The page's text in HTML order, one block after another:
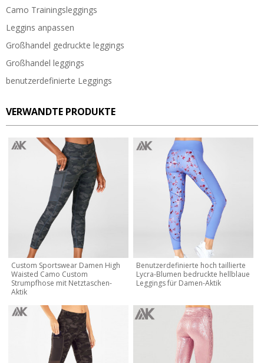
Camo Trainingsleggings
Leggins anpassen
Großhandel gedruckte leggings
Großhandel leggings
benutzerdefinierte Leggings
VERWANDTE PRODUKTE
Custom Sportswear Damen High
Waisted Camo Custom
Strumpfhose mit Netztaschen-
Aktik
Benutzerdefinierte hoch taillierte
Lycra-Blumen bedruckte hellblaue
Leggings für Damen-Aktik